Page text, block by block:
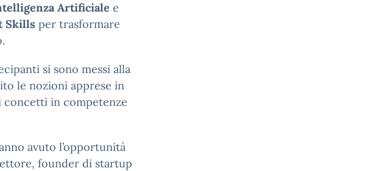
Artificiale e
Skills per trasformare
si sono messi alla
le nozioni apprese in
in competenze
avuto l’opportunità
founder di startup